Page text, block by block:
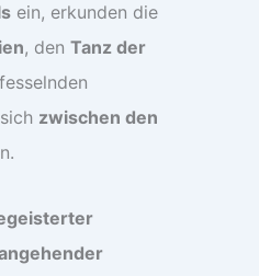
ein, erkunden die
, den Tanz der
zwischen den